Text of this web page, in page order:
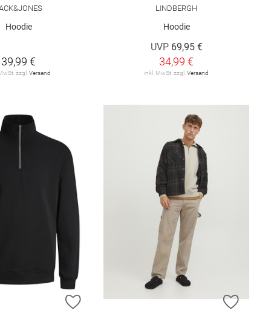
Hoodie
39,99 €
zzgl.Versand
LINDBERGH
Hoodie
UVP 69,95 €
34,99 €
inkl. MwSt. zzgl.Versand
ZUR WUNSCHLISTE HINZUFÜGEN ZUR